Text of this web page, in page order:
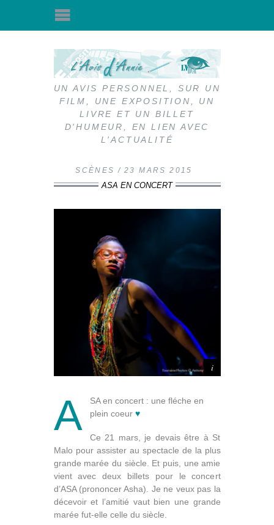
UN AVIS PERSONNEL, SUR UN
FILM, UNE EXPOSITION, UN
LIVRE ET UN BILLET
D'HUMEUR, EN LIEN AVEC
L'ACTUALITÉ
SCÈNES
23 MARS 2015
ASA EN CONCERT
A
SA en concert : une fléche en
plein coeur ♥
Ce 21 mars, je devais être à St
Malo pour assister au spectacle de la plus
grande marée du siècle. Et puis, une amie
vient avec deux billets pour le concert
d’ASA (prononcer Asha). Je ne veux pas la
décevoir et l’amitié vaut bien une grande
marée fut-elle celle du siècle.